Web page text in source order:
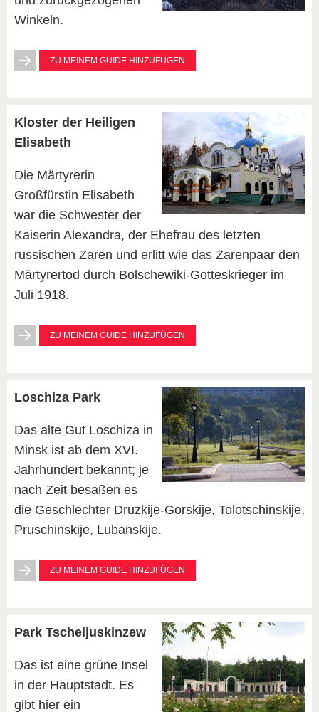
Winkeln.
ZU MEINEM GUIDE HINZUFÜGEN
Kloster der Heiligen
Elisabeth
Die Märtyrerin
Großfürstin Elisabeth
war die Schwester der
Kaiserin Alexandra, der Ehefrau des letzten
russischen Zaren und erlitt wie das Zarenpaar den
Märtyrertod durch Bolschewiki-Gotteskrieger im
Juli 1918.
ZU MEINEM GUIDE HINZUFÜGEN
Loschiza Park
Das alte Gut Loschiza in
Minsk ist ab dem ХVI.
Jahrhundert bekannt; je
nach Zeit besaßen es
die Geschlechter Druzkije-Gorskije, Tolotschinskije,
Pruschinskije, Lubanskije.
ZU MEINEM GUIDE HINZUFÜGEN
Park Tscheljuskinzew
Das ist eine grüne Insel
in der Hauptstadt. Es
gibt hier ein